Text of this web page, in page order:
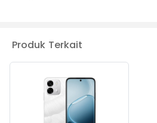
Produk Terkait